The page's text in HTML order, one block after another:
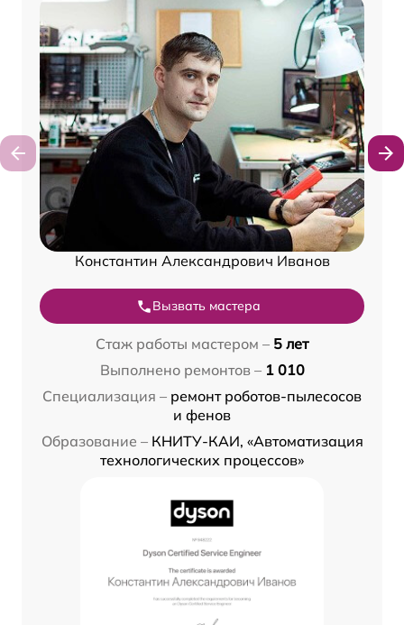
Константин Александрович Иванов
Вызвать мастера
Стаж работы мастером – 5 лет
Выполнено ремонтов – 1 010
Специализация – ремонт роботов-пылесосов
и фенов
Образование – КНИТУ-КАИ, «Автоматизация
технологических процессов»